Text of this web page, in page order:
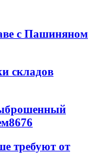
с Пашиняном
складов
8676
требуют от